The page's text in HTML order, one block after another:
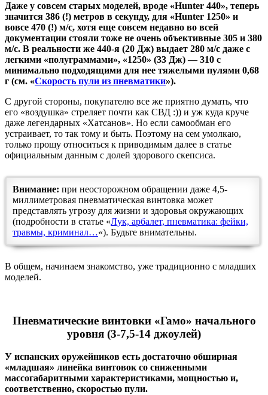
Даже у совсем старых моделей, вроде «Hunter 440», теперь
значится 386 (!) метров в секунду, для «Hunter 1250» и
вовсе 470 (!) м/с, хотя еще совсем недавно во всей
документации стояли тоже не очень объективные 305 и 380
м/с. В реальности же 440-я (20 Дж) выдает 280 м/с даже с
легкими «полуграммами», «1250» (33 Дж) — 310 с
минимально подходящими для нее тяжелыми пулями 0,68
г (см. «Скорость пули из пневматики»).
С другой стороны, покупателю все же приятно думать, что
его «воздушка» стреляет почти как СВД :)) и уж куда круче
даже легендарных «Хатсанов». Но если самообман его
устраивает, то так тому и быть. Поэтому на сем умолкаю,
только прошу относиться к приводимым далее в статье
официальным данным с долей здорового скепсиса.
Внимание: при неосторожном обращении даже 4,5-
миллиметровая пневматическая винтовка может
представлять угрозу для жизни и здоровья окружающих
(подробности в статье «Лук, арбалет, пневматика: фейки,
травмы, криминал…«). Будьте внимательны.
В общем, начинаем знакомство, уже традиционно с младших
моделей.
Пневматические винтовки «Гамо» начального
уровня (3-7,5-14 джоулей)
У испанских оружейников есть достаточно обширная
«младшая» линейка винтовок со сниженными
массогабаритными характеристиками, мощностью и,
соответственно, скоростью пули.